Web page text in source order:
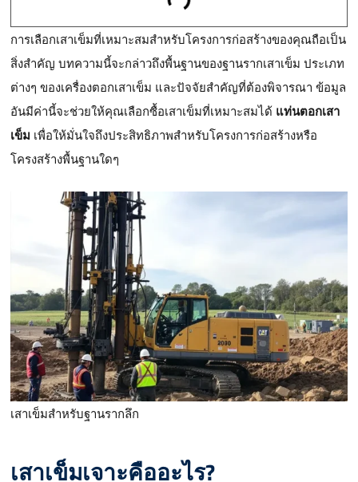
การเลือกเสาเข็มที่เหมาะสมสำหรับโครงการก่อสร้างของคุณถือเป็น
สิ่งสำคัญ บทความนี้จะกล่าวถึงพื้นฐานของฐานรากเสาเข็ม ประเภท
ต่างๆ ของเครื่องตอกเสาเข็ม และปัจจัยสำคัญที่ต้องพิจารณา ข้อมูล
อันมีค่านี้จะช่วยให้คุณเลือกซื้อเสาเข็มที่เหมาะสมได้ แท่นตอกเสา
เข็ม เพื่อให้มั่นใจถึงประสิทธิภาพสำหรับโครงการก่อสร้างหรือ
โครงสร้างพื้นฐานใดๆ
เสาเข็มสำหรับฐานรากลึก
เสาเข็มเจาะคืออะไร?